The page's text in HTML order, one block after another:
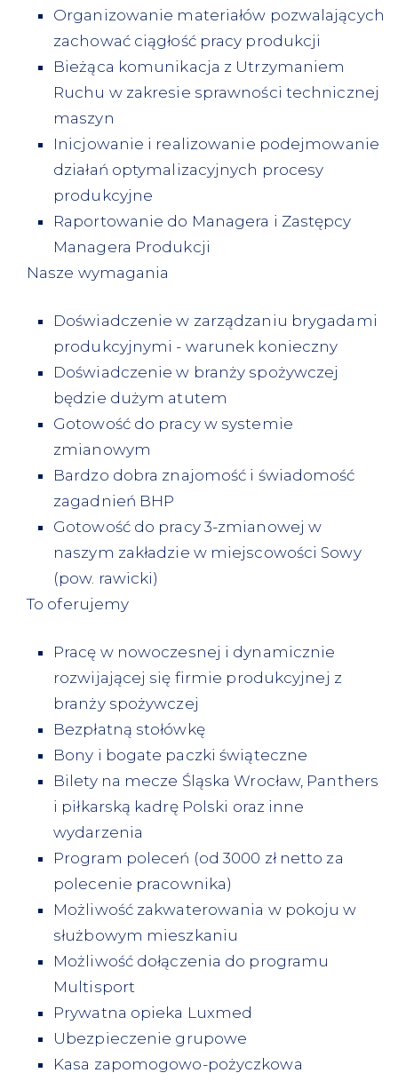
Organizowanie materiałów pozwalających
zachować ciągłość pracy produkcji
Bieżąca komunikacja z Utrzymaniem
Ruchu w zakresie sprawności technicznej
maszyn
Inicjowanie i realizowanie podejmowanie
działań optymalizacyjnych procesy
produkcyjne
Raportowanie do Managera i Zastępcy
Managera Produkcji
Nasze wymagania
Doświadczenie w zarządzaniu brygadami
produkcyjnymi - warunek konieczny
Doświadczenie w branży spożywczej
będzie dużym atutem
Gotowość do pracy w systemie
zmianowym
Bardzo dobra znajomość i świadomość
zagadnień BHP
Gotowość do pracy 3-zmianowej w
naszym zakładzie w miejscowości Sowy
(pow. rawicki)
To oferujemy
Pracę w nowoczesnej i dynamicznie
rozwijającej się firmie produkcyjnej z
branży spożywczej
Bezpłatną stołówkę
Bony i bogate paczki świąteczne
Bilety na mecze Śląska Wrocław, Panthers
i piłkarską kadrę Polski oraz inne
wydarzenia
Program poleceń (od 3000 zł netto za
polecenie pracownika)
Możliwość zakwaterowania w pokoju w
służbowym mieszkaniu
Możliwość dołączenia do programu
Multisport
Prywatna opieka Luxmed
Ubezpieczenie grupowe
Kasa zapomogowo-pożyczkowa